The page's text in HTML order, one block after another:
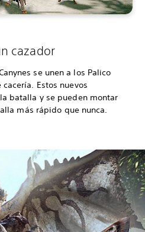
cazador
se unen a los Palico
Estos nuevos
batalla y se pueden montar
más rápido que nunca.